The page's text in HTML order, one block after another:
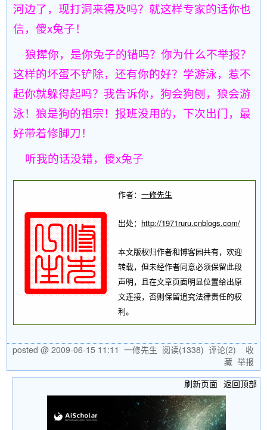
河边了，现打洞来得及吗？就这样专家的话你也
信，傻x兔子！
狼撵你，是你兔子的错吗？你为什么不举报？
这样的坏蛋不铲除，还有你的好？学游泳，惹不
起你就躲得起吗？我告诉你，狗会狗刨，狼会游
泳！狼是狗的祖宗！报班没用的，下次出门，最
好带着修脚刀！
听我的话没错，傻x兔子
作者：一修先生
出处： http://1971ruru.cnblogs.com/
本文版权归作者和博客园共有，欢迎
转载，但未经作者同意必须保留此段
声明，且在文章页面明显位置给出原
文连接，否则保留追究法律责任的权
利。
posted @ 2009-06-15 11:11 一修先生 阅读(1338) 评论(2) 收
藏 举报
刷新页面 返回顶部